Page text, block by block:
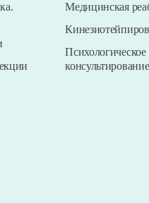
Медицинская
Психологическое